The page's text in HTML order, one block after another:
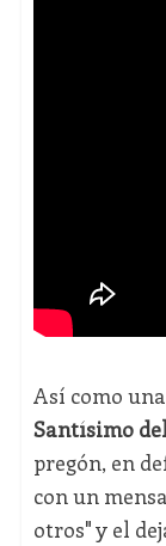
Así como
Santísimo
pregón, en
con un
otros" y el